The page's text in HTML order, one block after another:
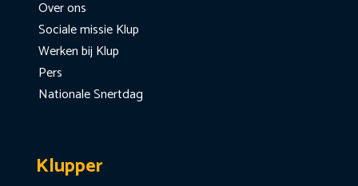
Over ons
Sociale missie Klup
Werken bij Klup
Pers
Nationale Snertdag
Klupper